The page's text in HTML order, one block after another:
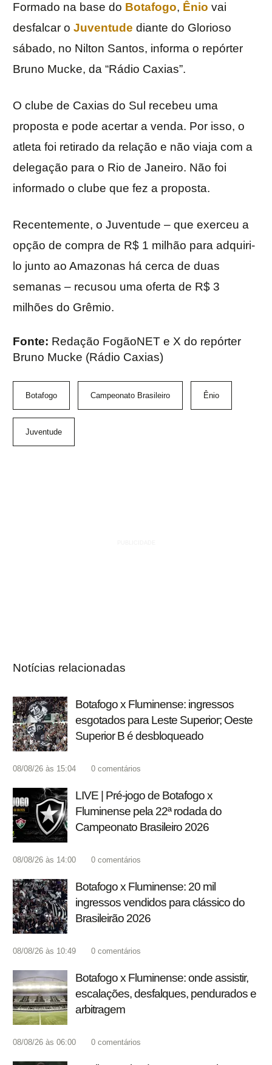
Formado na base do Botafogo, Ênio vai
desfalcar o Juventude diante do Glorioso
sábado, no Nilton Santos, informa o repórter
Bruno Mucke, da “Rádio Caxias”.
O clube de Caxias do Sul recebeu uma
proposta e pode acertar a venda. Por isso, o
atleta foi retirado da relação e não viaja com a
delegação para o Rio de Janeiro. Não foi
informado o clube que fez a proposta.
Recentemente, o Juventude – que exerceu a
opção de compra de R$ 1 milhão para adquiri-
lo junto ao Amazonas há cerca de duas
semanas – recusou uma oferta de R$ 3
milhões do Grêmio.
Fonte: Redação FogãoNET e X do repórter
Bruno Mucke (Rádio Caxias)
Botafogo Campeonato Brasileiro Ênio
Juventude
Notícias relacionadas
Botafogo x Fluminense: ingressos
esgotados para Leste Superior; Oeste
Superior B é desbloqueado
08/08/26 às 15:04 0 comentários
LIVE | Pré-jogo de Botafogo x
Fluminense pela 22ª rodada do
Campeonato Brasileiro 2026
08/08/26 às 14:00 0 comentários
Botafogo x Fluminense: 20 mil
ingressos vendidos para clássico do
Brasileirão 2026
08/08/26 às 10:49 0 comentários
Botafogo x Fluminense: onde assistir,
escalações, desfalques, pendurados e
arbitragem
08/08/26 às 06:00 0 comentários